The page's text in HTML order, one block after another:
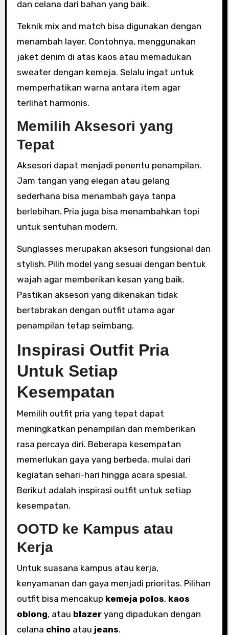
dan celana dari bahan yang baik.
Teknik mix and match bisa digunakan dengan
menambah layer. Contohnya, menggunakan
jaket denim di atas kaos atau memadukan
sweater dengan kemeja. Selalu ingat untuk
memperhatikan warna antara item agar
terlihat harmonis.
Memilih Aksesori yang
Tepat
Aksesori dapat menjadi penentu penampilan.
Jam tangan yang elegan atau gelang
sederhana bisa menambah gaya tanpa
berlebihan. Pria juga bisa menambahkan topi
untuk sentuhan modern.
Sunglasses merupakan aksesori fungsional dan
stylish. Pilih model yang sesuai dengan bentuk
wajah agar memberikan kesan yang baik.
Pastikan aksesori yang dikenakan tidak
bertabrakan dengan outfit utama agar
penampilan tetap seimbang.
Inspirasi Outfit Pria
Untuk Setiap
Kesempatan
Memilih outfit pria yang tepat dapat
meningkatkan penampilan dan memberikan
rasa percaya diri. Beberapa kesempatan
memerlukan gaya yang berbeda, mulai dari
kegiatan sehari-hari hingga acara spesial.
Berikut adalah inspirasi outfit untuk setiap
kesempatan.
OOTD ke Kampus atau
Kerja
Untuk suasana kampus atau kerja,
kenyamanan dan gaya menjadi prioritas. Pilihan
outfit bisa mencakup kemeja polos, kaos
oblong, atau blazeryang dipadukan dengan
celana chino atau jeans.